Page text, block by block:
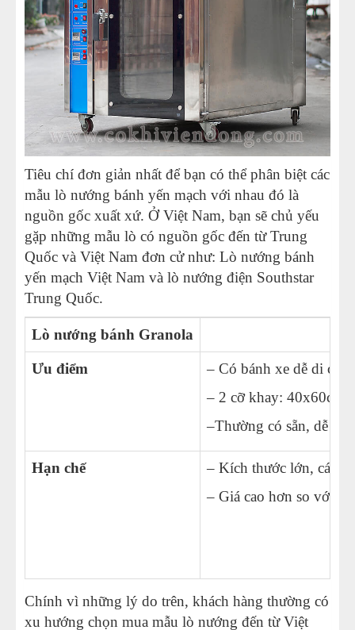
Tiêu chí đơn giản nhất để bạn có thể phân biệt các
mẫu lò nướng bánh yến mạch với nhau đó là
nguồn gốc xuất xứ. Ở Việt Nam, bạn sẽ chủ yếu
gặp những mẫu lò có nguồn gốc đến từ Trung
Quốc và Việt Nam đơn cử như: Lò nướng bánh
yến mạch Việt Nam và lò nướng điện Southstar
Trung Quốc.
Lò nướng bánh Granola
Ưu điểm
– Có bánh xe dễ di
– 2 cỡ khay: 40x60cm
–Thường có sẵn, dễ sửa
Hạn chế
– Kích thước lớn, các
– Giá cao hơn so với lò
Chính vì những lý do trên, khách hàng thường có
xu hướng chọn mua mẫu lò nướng đến từ Việt